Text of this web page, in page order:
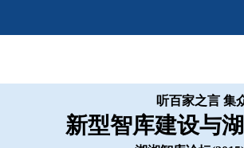
听百家之言 集
新型智库建设与